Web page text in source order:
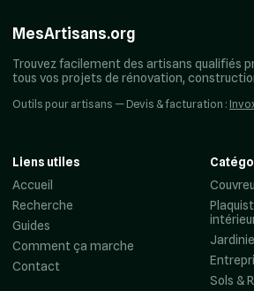
MesArtisans.org
Trouvez facilement des artisans qualifiés
tous vos projets de rénovation,
Outils pour artisans — Devis & facturation :
Liens utiles
Accueil
Recherche
Guides
Comment ça marche
Contact
Sols &